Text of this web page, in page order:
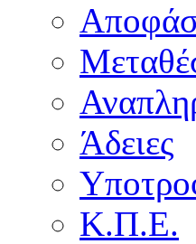
Άδειες
Κ.Π.Ε.